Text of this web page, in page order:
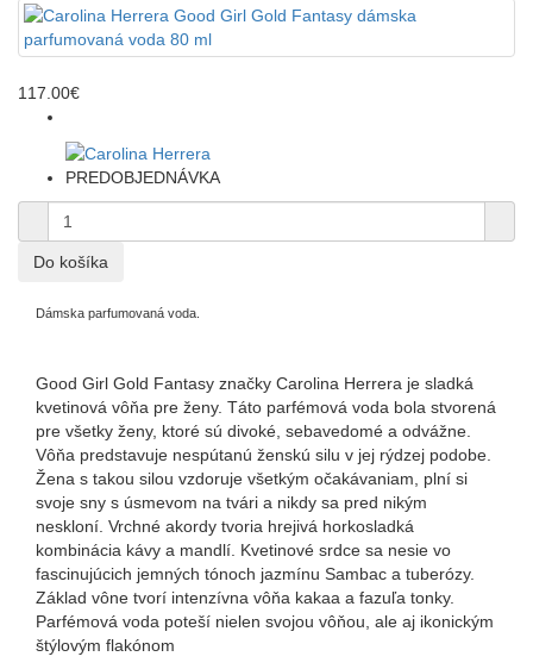
117.00€
PREDOBJEDNÁVKA
Dámska parfumovaná voda.
Good Girl Gold Fantasy značky Carolina Herrera je sladká
kvetinová vôňa pre ženy. Táto parfémová voda bola stvorená
pre všetky ženy, ktoré sú divoké, sebavedomé a odvážne.
Vôňa predstavuje nespútanú ženskú silu v jej rýdzej podobe.
Žena s takou silou vzdoruje všetkým očakávaniam, plní si
svoje sny s úsmevom na tvári a nikdy sa pred nikým
neskloní. Vrchné akordy tvoria hrejivá horkosladká
kombinácia kávy a mandlí. Kvetinové srdce sa nesie vo
fascinujúcich jemných tónoch jazmínu Sambac a tuberózy.
Základ vône tvorí intenzívna vôňa kakaa a fazuľa tonky.
Parfémová voda poteší nielen svojou vôňou, ale aj ikonickým
štýlovým flakónom